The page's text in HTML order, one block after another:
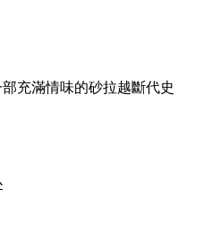
充滿情味的砂拉越斷代史